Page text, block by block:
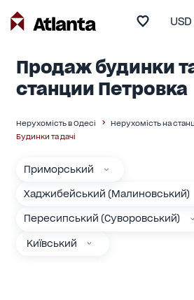
USD
Продаж будинки
станции Петровка
Нерухомість в Одесі
Нерухомість на
Будинки та дачі
Приморський
Хаджибейський (Малиновський)
Пересипський (Суворовський)
Київський